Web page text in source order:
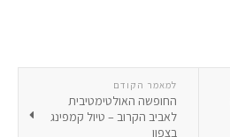
למאמר הקודם
החופשה האולטימטיבית
לאביב הקרוב – טיול קמפינג
בצפון